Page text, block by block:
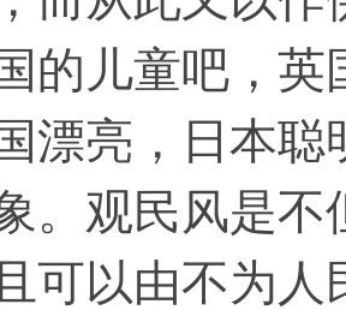
的儿童吧，
漂亮，日本
。观民风是
可以由不为